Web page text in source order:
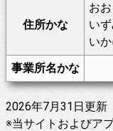
住所かな
お
い
い
事業所名かな
2026年7月31日更新
※当サイトおよびア